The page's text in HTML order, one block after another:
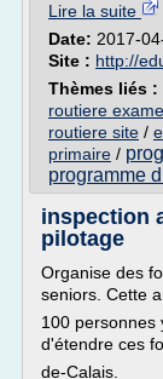
Lire la suite
Date: 2017-
Site : http://
Thèmes liés :
routiere
routiere site /
primaire /
programme
inspection
pilotage
Organise des
seniors. Cette
100 personnes
d'étendre ces
de-Calais.